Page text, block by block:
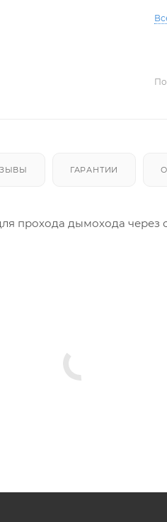
ГАРАНТИИ
прохода дымохода через